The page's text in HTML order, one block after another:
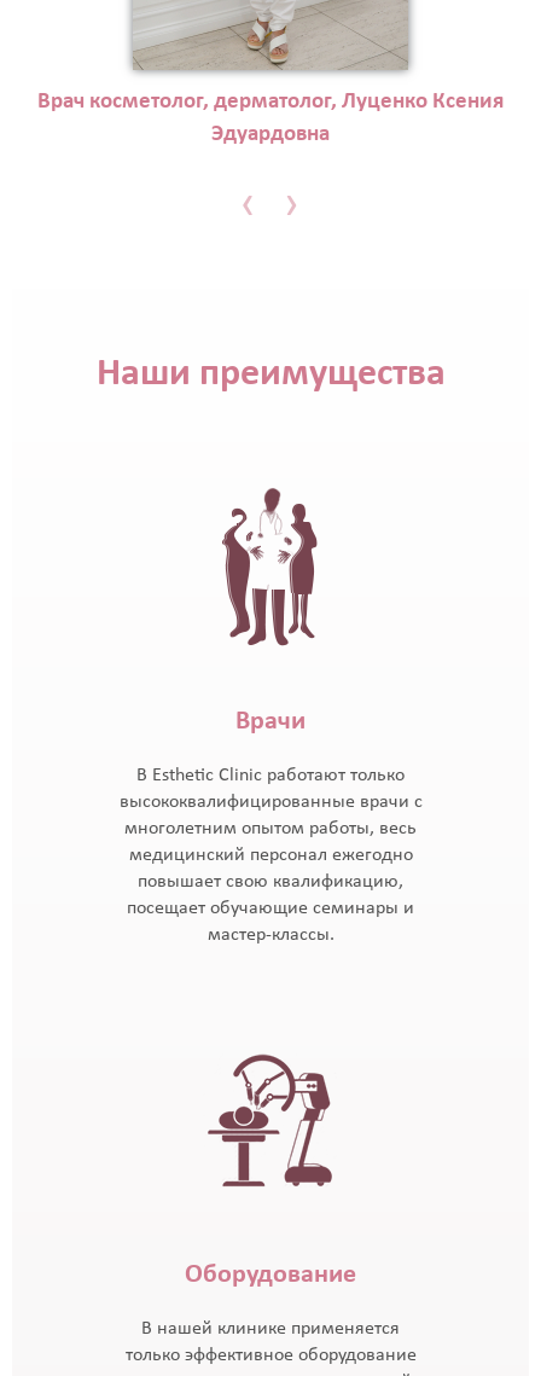
Врач косметолог, дерматолог, Луценко Ксения
Эдуардовна
‹ ›
Наши преимущества
Врачи
В Esthetic Clinic работают только
высококвалифицированные врачи с
многолетним опытом работы, весь
медицинский персонал ежегодно
повышает свою квалификацию,
посещает обучающие семинары и
мастер-классы.
Оборудование
В нашей клинике применяется
только эффективное оборудование